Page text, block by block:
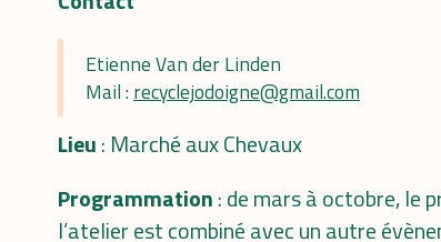
Etienne Van der Linden
Mail : recyclejodoigne@gmail.com
Lieu: Marché aux Chevaux
Programmation: de mars à octobre, le
l’atelier est combiné avec un autre